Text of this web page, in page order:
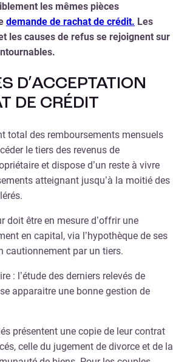
les mêmes pièces
demande de rachat de crédit. Les
les causes de refus se rejoignent sur
D’ACCEPTATION
DE CRÉDIT
total des remboursements mensuels
le tiers des revenus de
et dispose d’un reste à vivre
atteignant jusqu’à la moitié des
doit être en mesure d’offrir une
en capital, via l’hypothèque de ses
cautionnement par un tiers.
: l’étude des derniers relevés de
apparaitre une bonne gestion de
présentent une copie de leur contrat
celle du jugement de divorce et de la